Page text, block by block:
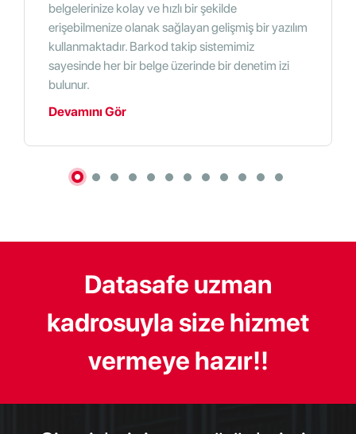
belgelerinize kolay ve hızlı bir şekilde
erişebilmenize olanak sağlayan gelişmiş bir yazılım
kullanmaktadır. Barkod takip sistemimiz
sayesinde her bir belge üzerinde bir denetim izi
bulunur.
Devamını Gör
Datasafe uzman
kadrosuyla size hizmet
vermeye hazır!!